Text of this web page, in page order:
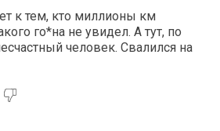
к тем, кто миллионы км
го*на не увидел. А тут, по
человек. Свалился на